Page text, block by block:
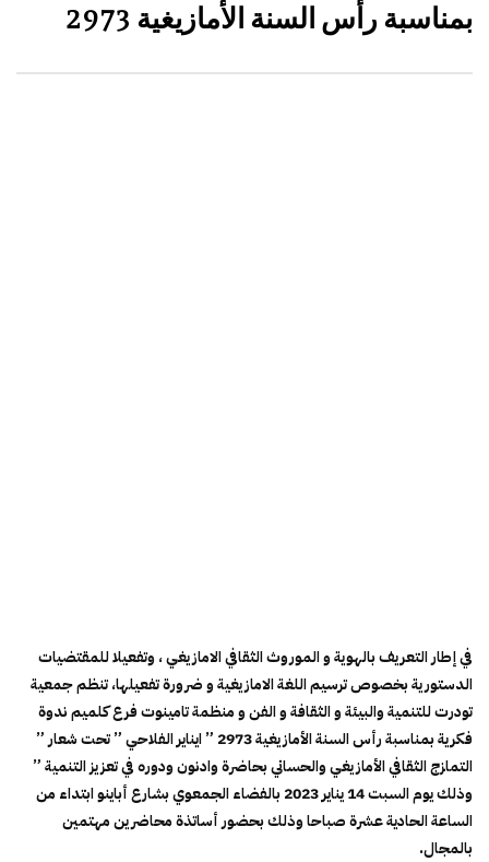
بمناسبة رأس السنة الأمازيغية 2973
في إطار التعريف بالهوية و الموروث الثقافي الامازيغي ، وتفعيلا للمقتضيات
الدستورية بخصوص ترسيم اللغة الامازيغية و ضرورة تفعيلها، تنظم جمعية
تودرت للتنمية والبيئة و الثقافة و الفن و منظمة تامينوت فرع كلميم ندوة
فكرية بمناسبة رأس السنة الأمازيغية 2973 ” ايناير الفلاحي ” تحت شعار ”
التمازج الثقافي الأمازيغي والحساني بحاضرة وادنون ودوره في تعزيز التنمية ”
وذلك يوم السبت 14 يناير 2023 بالفضاء الجمعوي بشارع أباينو ابتداء من
الساعة الحادية عشرة صباحا وذلك بحضور أساتذة محاضرين مهتمين
بالمجال.